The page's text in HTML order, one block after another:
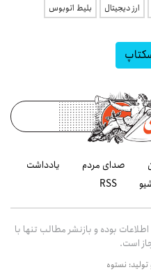
ارز دیجیتال بلیط اتوبوس
صدای مردم
یادداشت
RSS
بوده و بازنشر مطالب تنها با
است.
نستوه